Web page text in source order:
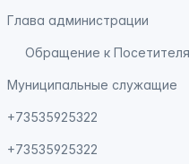
Глава администрации
Обращение к
Муниципальные служащие
+73535925322
+73535925322